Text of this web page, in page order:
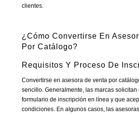
clientes.
¿Cómo Convertirse En
Por Catálogo?
Requisitos Y Proceso De
Convertirse en asesora de venta por
sencillo. Generalmente, las marcas solicitan
formulario de inscripción en línea y que
condiciones. En algunos casos, las